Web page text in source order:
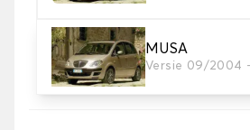
MUSA
Versie 09/2004
2. Materiaal
Kies het materiaal van uw